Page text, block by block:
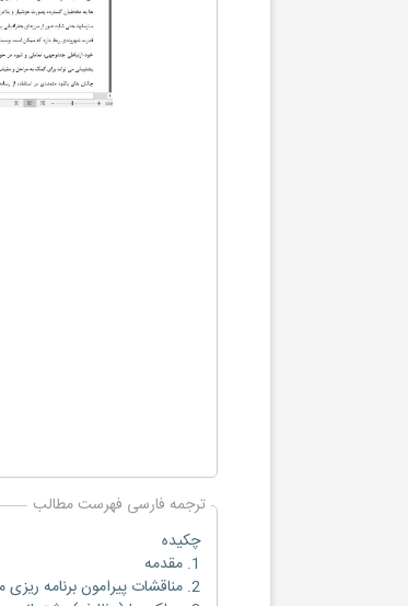
ترجمه فارسی فهرست مطالب
چکیده
1. مقدمه
2. مناقشات پیرامون برنامه ریزی مشارکتی